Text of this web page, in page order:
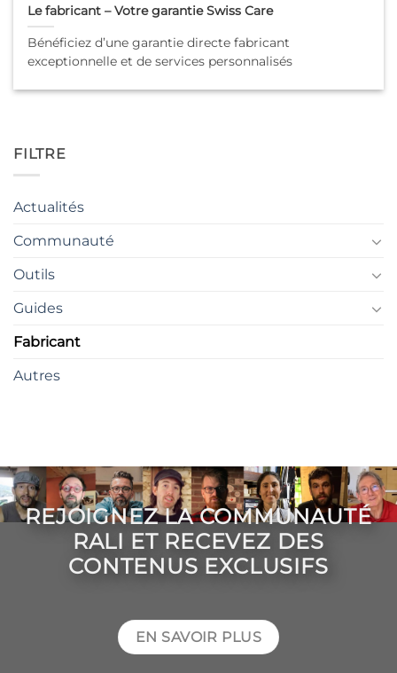
FILTRE
Actualités
Communauté
Outils
Guides
Fabricant
Autres
Le fabricant – Votre garantie Swiss Care
Bénéficiez d’une garantie directe fabricant
exceptionnelle et de services personnalisés
REJOIGNEZ LA COMMUNAUTÉ
RALI ET RECEVEZ DES
CONTENUS EXCLUSIFS
EN SAVOIR PLUS